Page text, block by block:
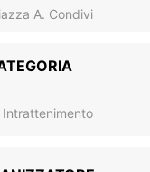
A. Condivi
Intrattenimento